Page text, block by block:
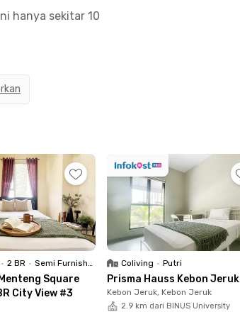
hanya sekitar 10
Kebayoran dalam
ke Halte Cipulir
Ada Ayam Bakar
datangi hanya
kamar mandi
seperti dapur
pribadi. Yuk,
• 2 BR • Semi Furnished
Square
City View #3
Coliving • Putri
Prisma Hauss Kebon Jeruk
Kebon Jeruk, Kebon Jeruk
2.9 km dari BINUS University